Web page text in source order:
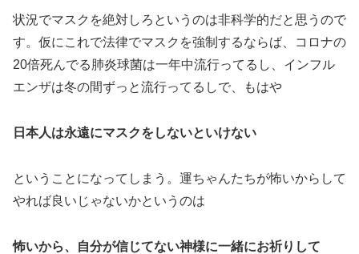
状況でマスクを絶対しろというのは非科学的だと思うので
す。仮にこれで法律でマスクを強制するならば、コロナの
20倍死んでる肺炎球菌は一年中流行ってるし、インフル
エンザは冬の間ずっと流行ってるしで、もはや
日本人は永遠にマスクをしないといけない
ということになってしまう。運ちゃんたちが怖いからして
やれば良いじゃないかというのは
怖いから、自分が信じてない神様に一緒にお祈りして